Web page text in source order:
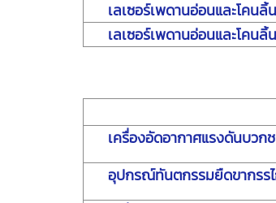
เลเซอร์เพดานอ่อนและโคนลิ้น
เลเซอร์เพดานอ่อนและโคนลิ้น
เครื่องอัดอากาศแรงดันบวก
อุปกรณ์ทันตกรรมยืดขากรร